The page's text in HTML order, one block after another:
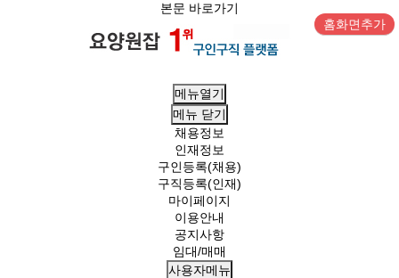
본문 바로가기
홈화면추가
메뉴열기
메뉴 닫기
채용정보
인재정보
구인등록(채용)
구직등록(인재)
마이페이지
이용안내
공지사항
임대/매매
사용자메뉴